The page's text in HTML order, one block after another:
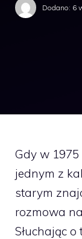
Dodano: 6
Gdy w
jednym z
starym
rozmowa
Słuchając